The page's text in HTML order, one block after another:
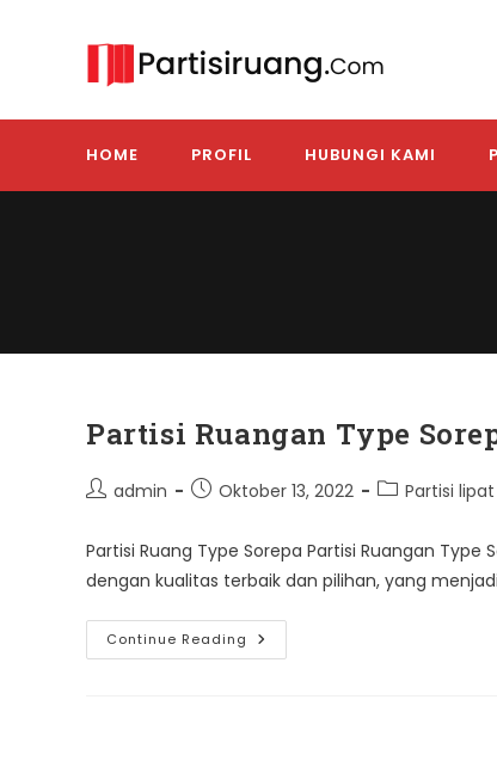
HOME PROFIL HUBUNGI KAMI
Partisi Ruangan Type
Postadmin
PostOktober 13, 2022
PostPartisi
Partisi Ruang Type Sorepa Partisi Ruangan
dengan kualitas terbaik dan pilihan, yang
Continue Reading Partisi
Ruangan